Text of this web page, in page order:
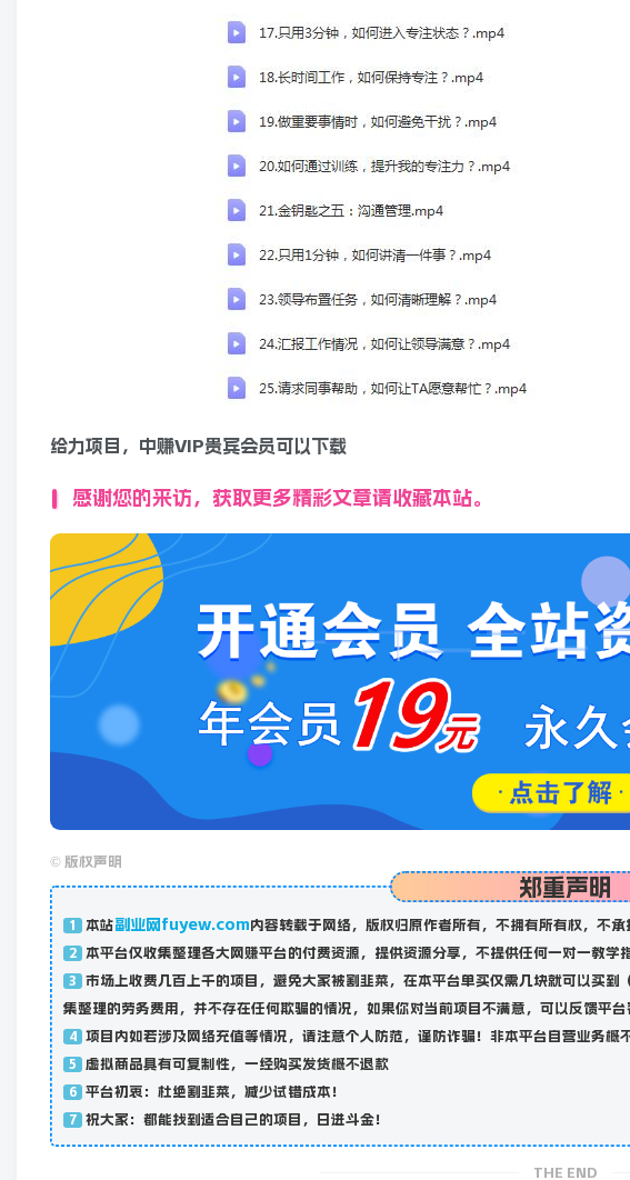
给力项目，中赚VIP贵宾会员可以下载
感谢您的来访，获取更多精彩文章请收藏本站。
© 版权声明
郑重声明
1 本站副业网fuyew.com内容转载于网络，版权归原作者所有，不拥有所有权，不
2 本平台仅收集整理各大网赚平台的付费资源，提供资源分享，不提供任何一对一教学
3
市场上收费几百上千的项目，避免大家被割韭菜，在本平台单买仅需几块就可以买
集整理的劳务费用，并不存在任何欺骗的情况，如果你对当前项目不满意，可以反馈平台
4 项目内如若涉及网络充值等情况，请注意个人防范，谨防诈骗！非本平台自营业务概
5 虚拟商品具有可复制性，一经购买发货概不退款
6 平台初衷：杜绝割韭菜，减少试错成本！
7 祝大家：都能找到适合自己的项目，日进斗金！
THE END